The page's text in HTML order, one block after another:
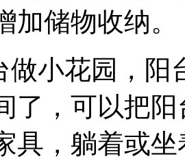
加储物收纳。
花园，阳
了，可以把
具，躺着或